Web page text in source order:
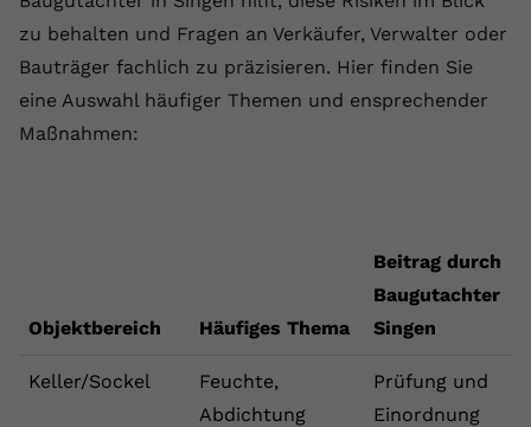
zu behalten und Fragen an Verkäufer, Verwalter oder
Bauträger fachlich zu präzisieren. Hier finden Sie
eine Auswahl häufiger Themen und ensprechender
Maßnahmen:
Objektbereich Häufiges Thema
Beitrag durch
Baugutachter
Singen
Keller/Sockel
Feuchte,
Abdichtung
Prüfung und
Einordnung